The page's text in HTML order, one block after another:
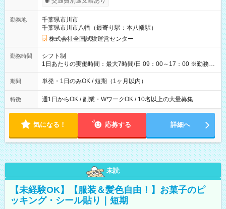
り！】 希望される場合、勤務から1週間ほどで給与の一部を受け
例】 ・河合塾模擬試験 8:30～17:30（休憩1時間） 時給1,300円
×8時間＝日収10,400円＋交通費 ※当日の役割により時給＋100
円の場合あり ・国家試験 7:00～13:30（休憩なし） 時給1,300
円（役割手当＋100円）×6時間＝日収8,400円＋交通費 【試用期
間】試用期間なし
勤務地
千葉県市川市
千葉県市川市八幡（最寄り駅：本八幡駅）
株式会社全国試験運営センター
勤務時間
シフト制
1日あたりの実働時間：最大7時間/日 09：00～17：00 ※勤務時
間は 試験により異なります。
期間 単発・1日のみOK / 短期（1ヶ月以内）
特徴 週1日からOK / 副業・WワークOK / 10名以上の大量募集
気になる！ 応募する 詳細へ
未読
【未経験OK】【服装＆髪色自由！】お菓子のピ
ッキング・シール貼り｜短期